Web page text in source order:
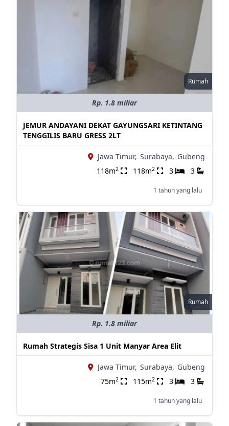
Rumah
Rp. 1.8 miliar
JEMUR ANDAYANI DEKAT GAYUNGSARI KETINTANG
TENGGILIS BARU GRESS 2LT
Jawa Timur, Surabaya, Gubeng
118m2 118m2 3 3
1 tahun yang lalu
Rumah
Rp. 1.8 miliar
Rumah Strategis Sisa 1 Unit Manyar Area Elit
Jawa Timur, Surabaya, Gubeng
75m2 115m2 3 3
1 tahun yang lalu